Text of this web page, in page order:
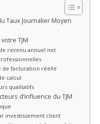
Taux Journalier Moyen
TJM
revenu annuel net
de facturation réelle
calcul
qualitatifs
d’influence du TJM
investissement client